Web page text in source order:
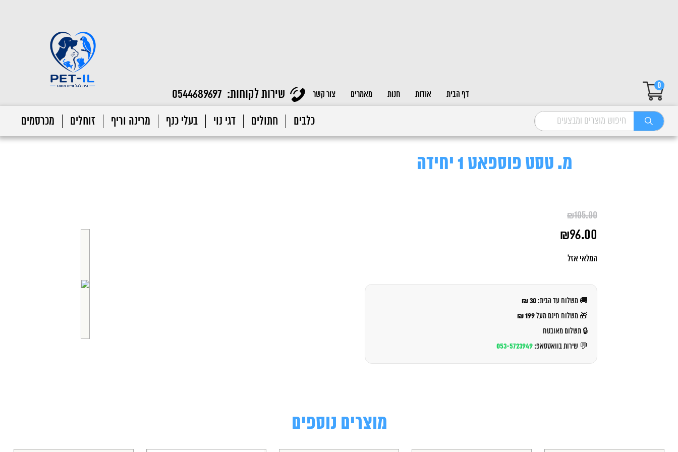
0
דף הבית
אודות חנות מאמרים צור קשר שירות לקוחות: 0544689697
כלבים חתולים דגי נוי בעלי כנף מרינה וריף זוחלים מכרסמים
מ. טסט פוספאט 1 יחידה
₪105.00
המקורי
₪105.00.
₪96.00
הנוכחי
המלאי אזל
🚚 משלוח עד הבית: 30 ₪
🎁 משלוח חינם מעל199 ₪
🔒 תשלום מאובטח
💬 שירות בוואטסאפ: 053-5723949
מוצרים נוספים